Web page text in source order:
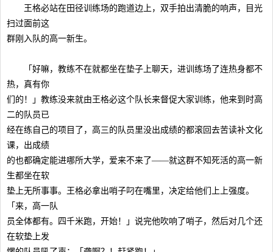
王格必站在田径训练场的跑道边上，双手拍出清脆的响声，目光
扫过面前这
群刚入队的高一新生。
「好嘛，教练不在就都坐在垫子上聊天，进训练场了连热身都不
热，真有你
们的！」教练没来就由王格必这个队长来督促大家训练，他来到时高
二的队员已
经在练自己的项目了，高三的队员里没出成绩的都滚回去苦读补文化
课，出成绩
的也都确定能进哪所大学，爱来不来了——就这群不知死活的高一新
生都坐在软
垫上无所事事。王格必拿出哨子叼在嘴里，决定给他们上上强度。
「来，高一队
员全体都有。四千米跑，开始！」说完他吹响了哨子，然后对几个还
在软垫上发